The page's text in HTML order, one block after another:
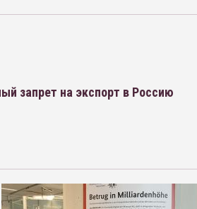
запрет на экспорт в Россию